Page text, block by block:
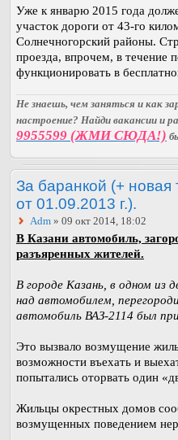
Уже к январю 2015 года
участок дороги от 43-го
Солнечногорский районы.
проезда, впрочем, в течение
функционировать в
Не знаешь, чем заняться и как
настроение? Найди вакансии и
9955599 (ЖМИ СЮДА!)
За баранкой (+
от 01.09.2013 г.).
Adm » 09 окт 2014, 18:02
В Казани автомобиль,
разъяренных жителей.
В городе Казань, в одном из
над автомобилем,
автомобиль ВАЗ-2114 был
Это вызвало возмущение
возможности въехать и
попытались оторвать один
Жильцы окрестных домов
возмущенных поведением